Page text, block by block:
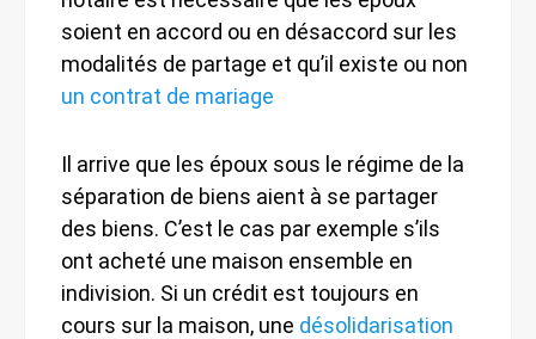
soient en accord ou en désaccord sur les
modalités de partage et qu’il existe ou non
un contrat de mariage
Il arrive que les époux sous le régime de la
séparation de biens aient à se partager
des biens. C’est le cas par exemple s’ils
ont acheté une maison ensemble en
indivision. Si un crédit est toujours en
cours sur la maison, une désolidarisation